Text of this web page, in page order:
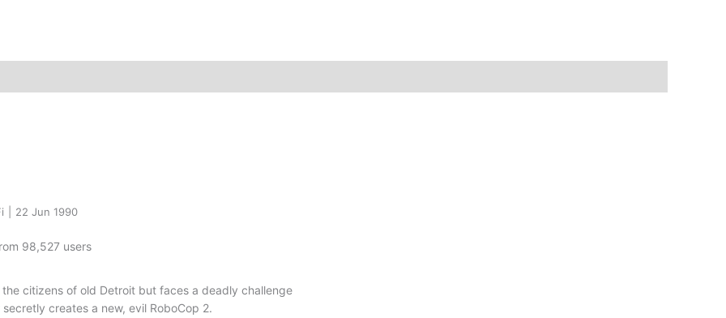
22 Jun 1990
98,527 users
citizens of old Detroit but faces a deadly challenge
creates a new, evil RoboCop 2.